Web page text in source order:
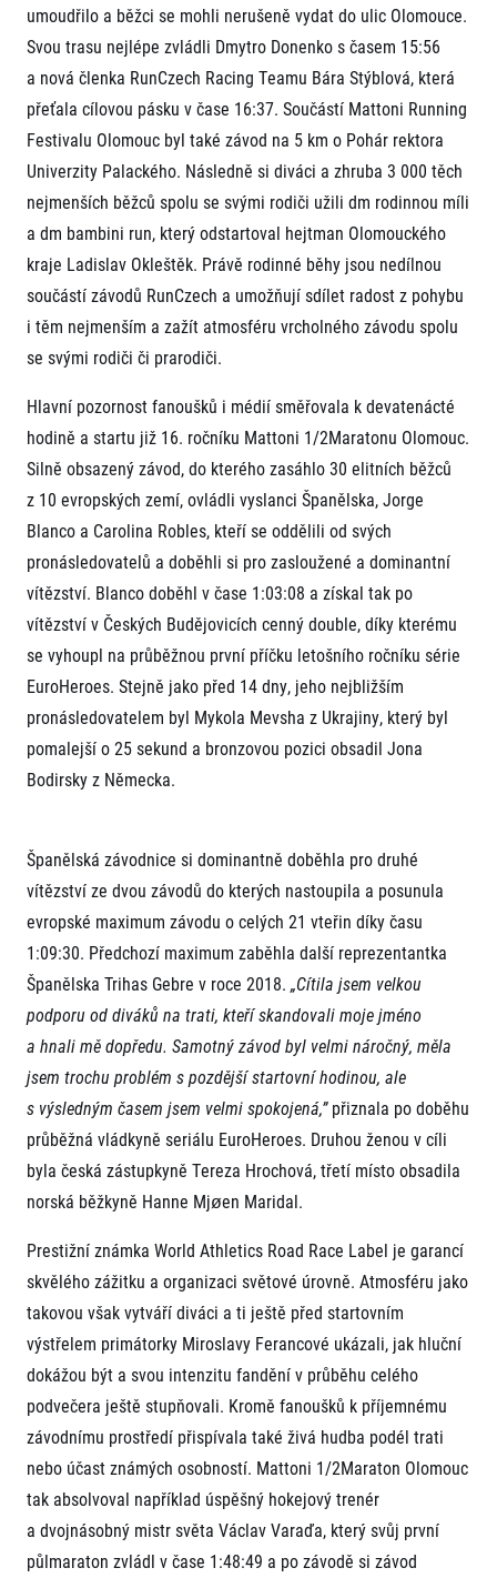
Informace o webu
Všeobecné smluvní podmínky
Informace o cookies
Podmínky GDPR
umoudřilo a běžci se mohli nerušeně vydat do ulic Olomouce.
Svou trasu nejlépe zvládli Dmytro Donenko s časem 15:56
a nová členka RunCzech Racing Teamu Bára Stýblová, která
přeťala cílovou pásku v čase 16:37. Součástí Mattoni Running
Festivalu Olomouc byl také závod na 5 km o Pohár rektora
Univerzity Palackého. Následně si diváci a zhruba 3 000 těch
nejmenších běžců spolu se svými rodiči užili dm rodinnou míli
a dm bambini run, který odstartoval hejtman Olomouckého
kraje Ladislav Okleštěk. Právě rodinné běhy jsou nedílnou
součástí závodů RunCzech a umožňují sdílet radost z pohybu
i těm nejmenším a zažít atmosféru vrcholného závodu spolu
se svými rodiči či prarodiči.
Hlavní pozornost fanoušků i médií směřovala k devatenácté
hodině a startu již 16. ročníku Mattoni 1/2Maratonu Olomouc.
Silně obsazený závod, do kterého zasáhlo 30 elitních běžců
z 10 evropských zemí, ovládli vyslanci Španělska, Jorge
Blanco a Carolina Robles, kteří se oddělili od svých
pronásledovatelů a doběhli si pro zasloužené a dominantní
vítězství. Blanco doběhl v čase 1:03:08 a získal tak po
vítězství v Českých Budějovicích cenný double, díky kterému
se vyhoupl na průběžnou první příčku letošního ročníku série
EuroHeroes. Stejně jako před 14 dny, jeho nejbližším
pronásledovatelem byl Mykola Mevsha z Ukrajiny, který byl
pomalejší o 25 sekund a bronzovou pozici obsadil Jona
Bodirsky z Německa.
Španělská závodnice si dominantně doběhla pro druhé
vítězství ze dvou závodů do kterých nastoupila a posunula
evropské maximum závodu o celých 21 vteřin díky času
1:09:30. Předchozí maximum zaběhla další reprezentantka
Španělska Trihas Gebre v roce 2018. „Cítila jsem velkou
podporu od diváků na trati, kteří skandovali moje jméno
a hnali mě dopředu. Samotný závod byl velmi náročný, měla
jsem trochu problém s pozdější startovní hodinou, ale
s výsledným časem jsem velmi spokojená,”přiznala po doběhu
průběžná vládkyně seriálu EuroHeroes. Druhou ženou v cíli
byla česká zástupkyně Tereza Hrochová, třetí místo obsadila
norská běžkyně Hanne Mjøen Maridal.
Prestižní známka World Athletics Road Race Label je garancí
skvělého zážitku a organizaci světové úrovně. Atmosféru jako
takovou však vytváří diváci a ti ještě před startovním
výstřelem primátorky Miroslavy Ferancové ukázali, jak hluční
dokážou být a svou intenzitu fandění v průběhu celého
podvečera ještě stupňovali. Kromě fanoušků k příjemnému
závodnímu prostředí přispívala také živá hudba podél trati
nebo účast známých osobností. Mattoni 1/2Maraton Olomouc
tak absolvoval například úspěšný hokejový trenér
a dvojnásobný mistr světa Václav Varaďa, který svůj první
půlmaraton zvládl v čase 1:48:49 a po závodě si závod